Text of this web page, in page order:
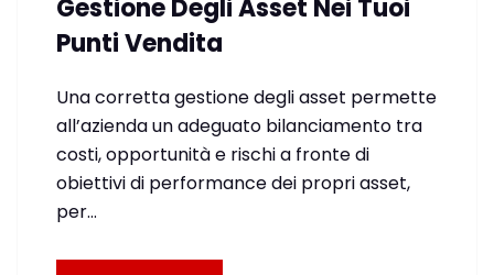
Gestione Degli Asset Nei Tuoi
Punti Vendita
Una corretta gestione degli asset permette
all’azienda un adeguato bilanciamento tra
costi, opportunità e rischi a fronte di
obiettivi di performance dei propri asset,
per…